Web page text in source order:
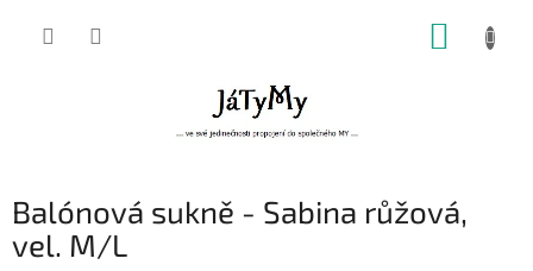
Balónová sukně - Sabina růžová,
vel. M/L